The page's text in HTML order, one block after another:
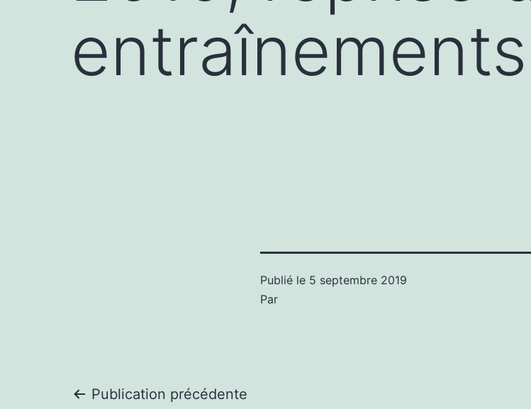
entraînements
Publié le 5 septembre 2019
Par
Publication précédente